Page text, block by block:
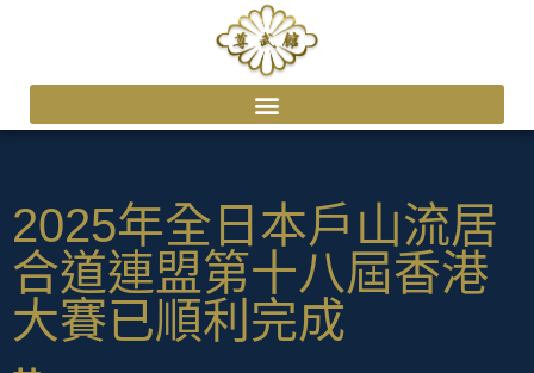
2025年全日本戶山流居
合道連盟第十八屆香港
大賽已順利完成